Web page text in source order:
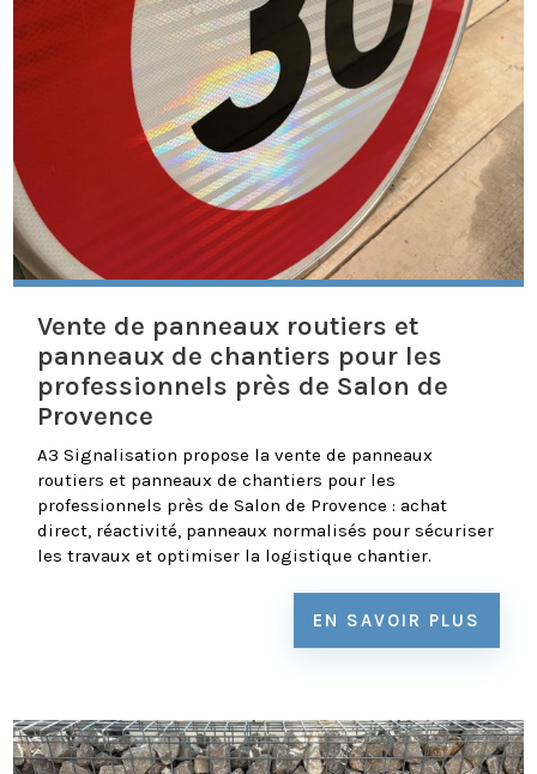
Vente de panneaux routiers et
panneaux de chantiers pour les
professionnels près de Salon de
Provence
A3 Signalisation propose la vente de panneaux
routiers et panneaux de chantiers pour les
professionnels près de Salon de Provence : achat
direct, réactivité, panneaux normalisés pour sécuriser
les travaux et optimiser la logistique chantier.
EN SAVOIR PLUS